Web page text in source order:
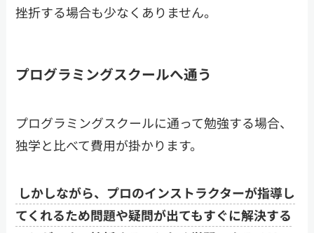
挫折する場合も少なくありません。
プログラミングスクールへ通う
プログラミングスクールに通って勉強する場合、
独学と比べて費用が掛かります。
しかしながら、プロのインストラクターが指導し
てくれるため問題や疑問が出てもすぐに解決する